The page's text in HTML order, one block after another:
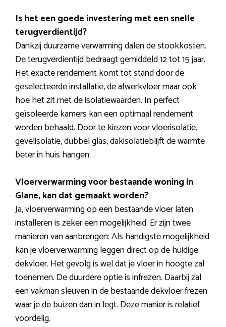
Is het een goede investering met een snelle
terugverdientijd?
Dankzij duurzame verwarming dalen de stookkosten.
De terugverdientijd bedraagt gemiddeld 12 tot 15 jaar.
Het exacte rendement komt tot stand door de
geselecteerde installatie, de afwerkvloer maar ook
hoe het zit met de isolatiewaarden. In perfect
geïsoleerde kamers kan een optimaal rendement
worden behaald. Door te kiezen voor vloerisolatie,
gevelisolatie, dubbel glas, dakisolatieblijft de warmte
beter in huis hangen.
Vloerverwarming voor bestaande woning in
Glane, kan dat gemaakt worden?
Ja, vloerverwarming op een bestaande vloer laten
installeren is zeker een mogelijkheid. Er zijn twee
manieren van aanbrengen: Als handigste mogelijkheid
kan je vloerverwarming leggen direct op de huidige
dekvloer. Het gevolg is wel dat je vloer in hoogte zal
toenemen. De duurdere optie is infrezen. Daarbij zal
een vakman sleuven in de bestaande dekvloer frezen
waar je de buizen dan in legt. Deze manier is relatief
voordelig.